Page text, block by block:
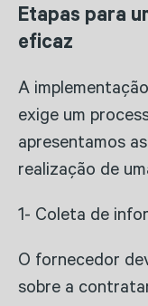
Etapas para
eficaz
A
exige um
apresentamos
realização de
1- Coleta de
O fornecedor
sobre a